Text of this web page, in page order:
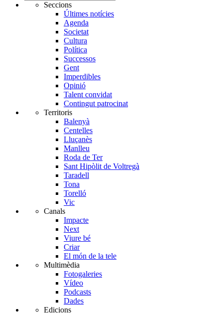
Seccions
Últimes notícies
Agenda
Societat
Cultura
Política
Successos
Gent
Imperdibles
Opinió
Talent convidat
Contingut patrocinat
Territoris
Balenyà
Centelles
Lluçanès
Manlleu
Roda de Ter
Sant Hipòlit de Voltregà
Taradell
Tona
Torelló
Vic
Canals
Impacte
Next
Viure bé
Criar
El món de la tele
Multimèdia
Fotogaleries
Vídeo
Podcasts
Dades
Edicions